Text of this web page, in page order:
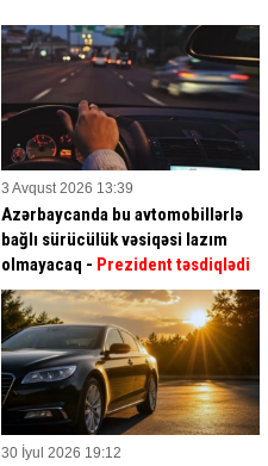
3 Avqust 2026 13:39
Azərbaycanda bu avtomobillərlə
bağlı sürücülük vəsiqəsi lazım
olmayacaq - Prezident təsdiqlədi
30 İyul 2026 19:12